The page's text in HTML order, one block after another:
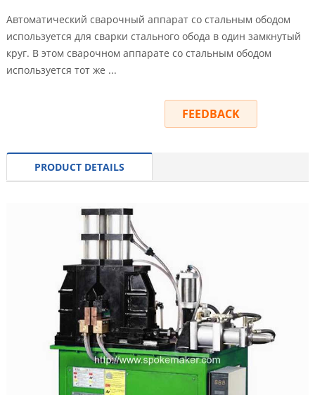
Автоматический сварочный аппарат со стальным ободом
используется для сварки стального обода в один замкнутый
круг. В этом сварочном аппарате со стальным ободом
используется тот же ...
FEEDBACK
PRODUCT DETAILS